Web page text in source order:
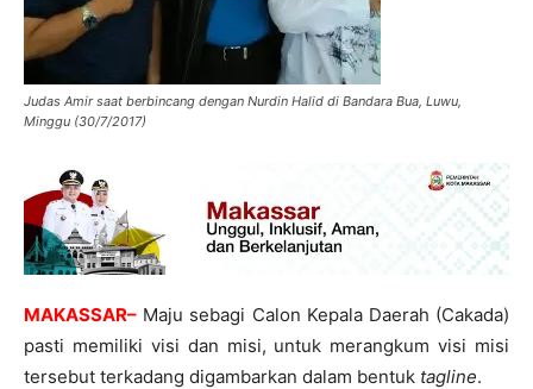
Judas Amir saat berbincang dengan Nurdin Halid di Bandara Bua, Luwu,
Minggu (30/7/2017)
MAKASSAR– Maju sebagi Calon Kepala Daerah (Cakada)
pasti memiliki visi dan misi, untuk merangkum visi misi
tersebut terkadang digambarkan dalam bentuk tagline.